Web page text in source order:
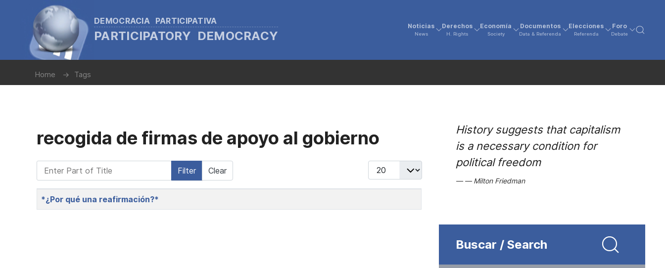
DEMOCRACIA PARTICIPATIVA
PARTICIPATORY DEMOCRACY
Noticias
News
Derechos
H. Rights
Economía
Society
Documentos
Data & Referenda
Elecciones
Referenda
Foro
Debate
Home Tags
recogida de firmas de apoyo al gobierno
Enter Part of Title Filter Clear Display #
Title
*¿Por qué una reafirmación?*
History suggests that capitalism
is a necessary condition for
political freedom
Milton Friedman
Buscar / Search